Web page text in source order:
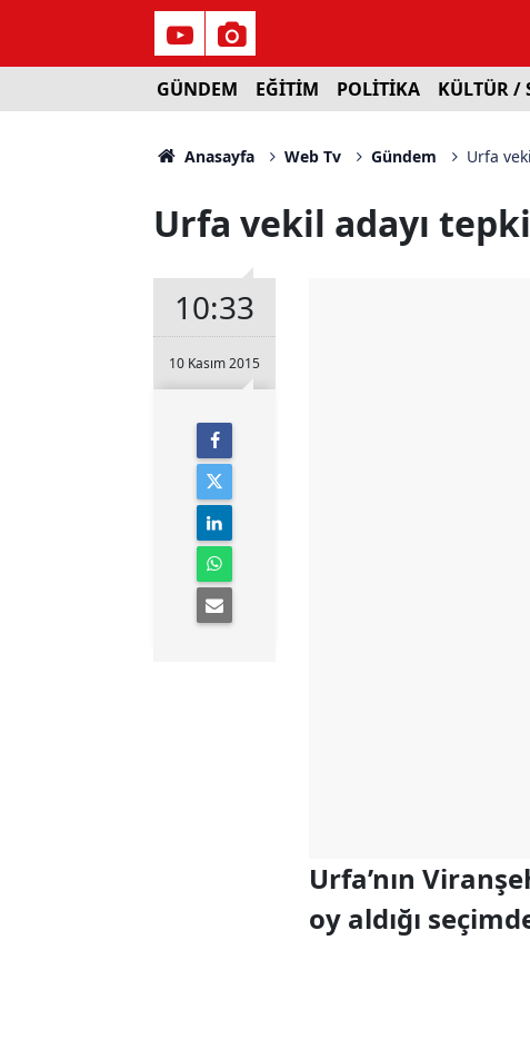
GÜNDEM EĞİTİM POLİTİKA KÜLTÜR /
Anasayfa Web Tv Gündem Urfa
Urfa vekil adayı
10:33
10 Kasım 2015
Urfa’nın
oy aldığı